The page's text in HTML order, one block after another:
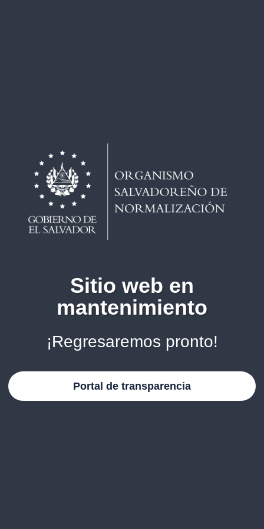
Sitio web en
mantenimiento
¡Regresaremos pronto!
Portal de transparencia